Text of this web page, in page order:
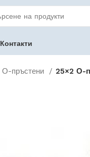
Контакти
О-пръстени 25×2 О-